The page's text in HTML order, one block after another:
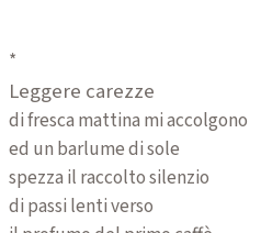
*
Leggere carezze
di fresca mattina mi accolgono
ed un barlume di sole
spezza il raccolto silenzio
di passi lenti verso